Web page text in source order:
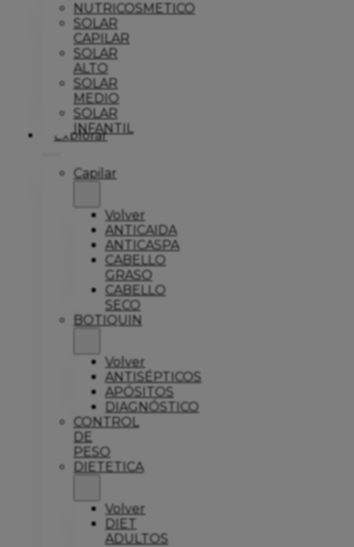
NUTRICOSMETICO
SOLAR
CAPILAR
SOLAR
ALTO
SOLAR
MEDIO
SOLAR
INFANTIL
Explorar
Capilar
Volver
ANTICAIDA
ANTICASPA
CABELLO
GRASO
CABELLO
SECO
BOTIQUIN
Volver
ANTISÉPTICOS
APÓSITOS
DIAGNÓSTICO
CONTROL
DE
PESO
DIETETICA
Volver
DIET
ADULTOS